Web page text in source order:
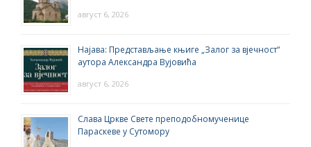
август 6, 2026
Најава: Представљање књиге „Залог за вјечност“
аутора Александра Вујовића
август 6, 2026
Слава Цркве Свете преподобномученице
Параскеве у Сутомору